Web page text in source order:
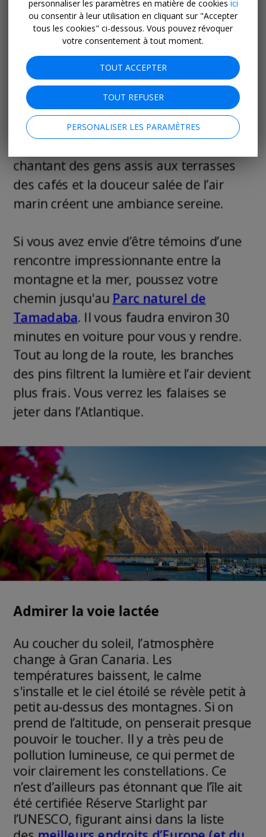
personnaliser les paramètres en matière de cookies ici
ou consentir à leur utilisation en cliquant sur "Accepter
tous les cookies" ci-dessous. Vous pouvez révoquer
votre consentement à tout moment.
TOUT ACCEPTER
TOUT REFUSER
PERSONALISER LES PARAMÈTRES